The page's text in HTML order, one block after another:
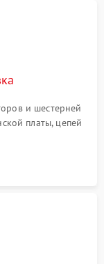
и шестерней
платы, цепей
механизма